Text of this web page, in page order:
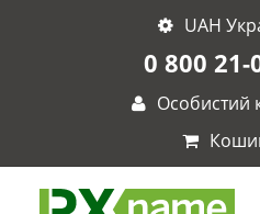
UAH
0 800 21-
Особистий